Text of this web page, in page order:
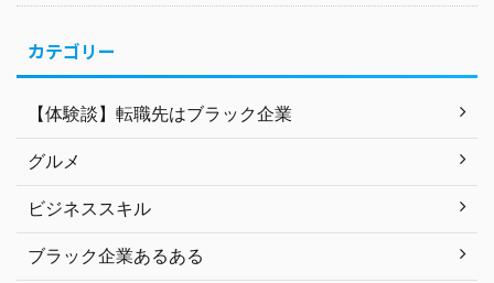
カテゴリー
【体験談】転職先はブラック企業
グルメ
ビジネススキル
ブラック企業あるある